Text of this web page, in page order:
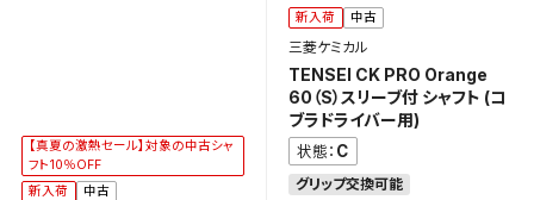
【真夏の激熱セール】対象の中古シャ
フト10％OFF
新入荷
中古
新入荷 中古
三菱ケミカル
TENSEI CK PRO Orange
60（S）スリーブ付 シャフト (コ
ブラドライバー用)
状態： C
グリップ交換可能